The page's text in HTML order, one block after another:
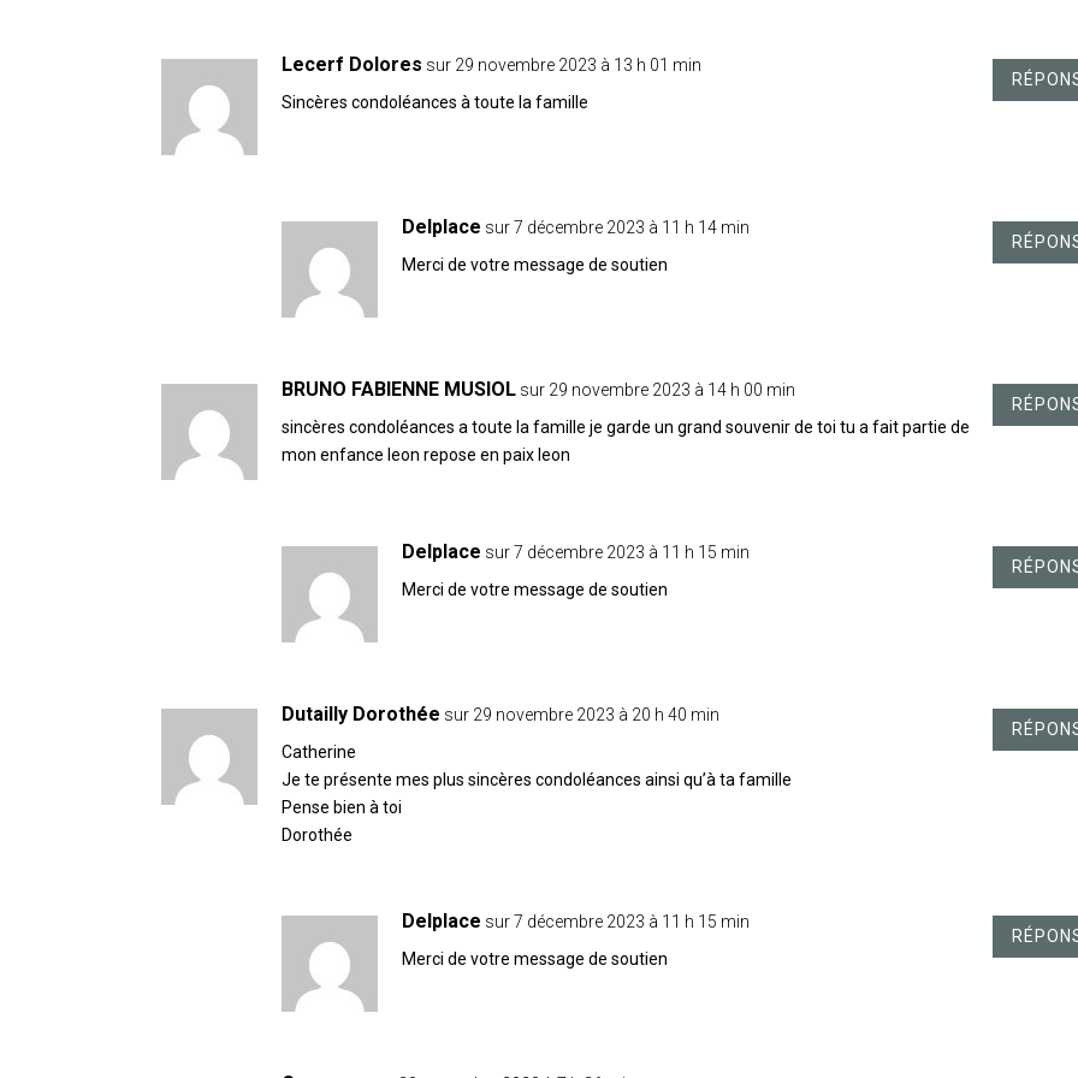
Lecerf Dolores sur 29 novembre 2023 à 13 h 01 min
Sincères condoléances à toute la famille
Delplace sur 7 décembre 2023 à 11 h 14 min
Merci de votre message de soutien
BRUNO FABIENNE MUSIOL sur 29 novembre 2023 à 14 h 00 min
sincères condoléances a toute la famille je garde un grand souvenir de toi tu a fait partie de
mon enfance leon repose en paix leon
Delplace sur 7 décembre 2023 à 11 h 15 min
Merci de votre message de soutien
Dutailly Dorothée sur 29 novembre 2023 à 20 h 40 min
Catherine
Je te présente mes plus sincères condoléances ainsi qu’à ta famille
Pense bien à toi
Dorothée
Delplace sur 7 décembre 2023 à 11 h 15 min
Merci de votre message de soutien